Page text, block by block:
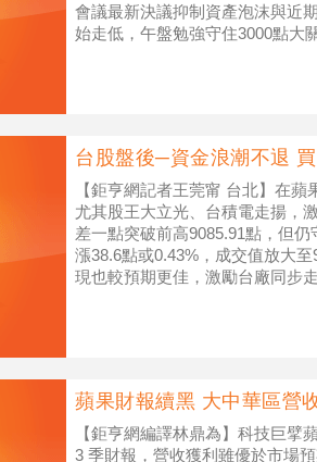
會議最新決議抑制資產泡沫與近
始走低，午盤勉強守住3000點大
台股盤後─資金浪潮不退
【鉅亨網記者王莞甯 台北】在
尤其股王大立光、台積電走揚，
差一點突破前高9085.91點，但
漲38.6點或0.43%，成交值放大
現也較預期更佳，激勵台廠同步
蘋果財報續黑 大中華區營
【鉅亨網編譯林鼎為】科技巨擘
3 季財報，營收獲利雖優於市場